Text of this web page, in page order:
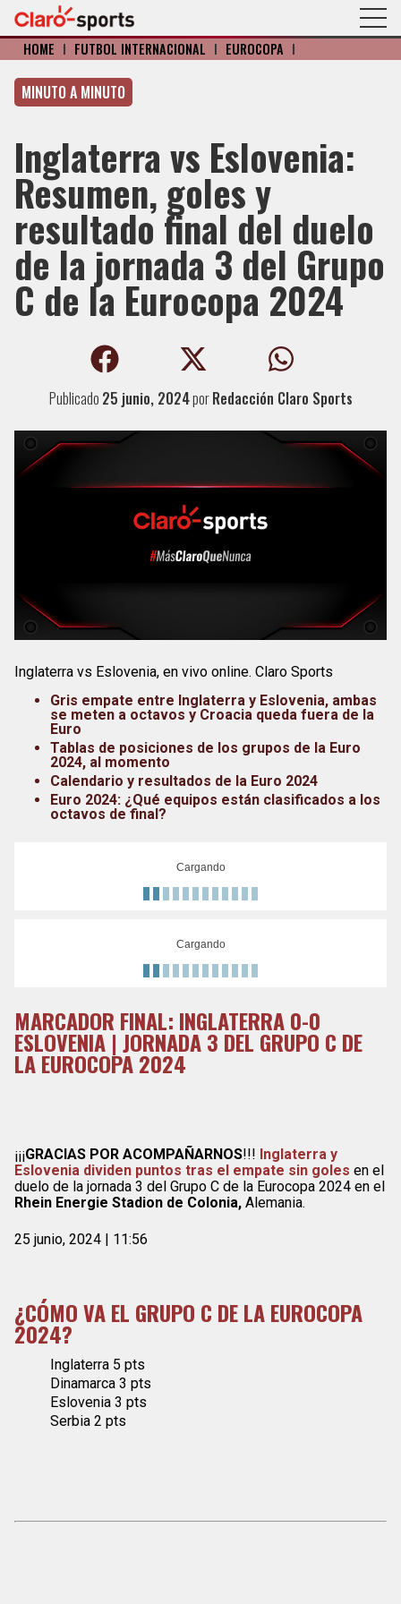
HOME I FÚTBOL INTERNACIONAL I EUROCOPA I
MINUTO A MINUTO
Inglaterra vs Eslovenia:
Resumen, goles y
resultado final del duelo
de la jornada 3 del Grupo
C de la Eurocopa 2024
Publicado 25 junio, 2024porRedacción Claro Sports
Inglaterra vs Eslovenia, en vivo online. Claro Sports
Gris empate entre Inglaterra y Eslovenia, ambas
se meten a octavos y Croacia queda fuera de la
Euro
Tablas de posiciones de los grupos de la Euro
2024, al momento
Calendario y resultados de la Euro 2024
Euro 2024: ¿Qué equipos están clasificados a los
octavos de final?
Cargando
Cargando
MARCADOR FINAL: INGLATERRA 0-0
ESLOVENIA | JORNADA 3 DEL GRUPO C DE
LA EUROCOPA 2024
¡¡¡GRACIAS POR ACOMPAÑARNOS!!! Inglaterra y
Eslovenia dividen puntos tras el empate sin goles en el
duelo de la jornada 3 del Grupo C de la Eurocopa 2024 en el
Rhein Energie Stadion de Colonia, Alemania.
25 junio, 2024 | 11:56
¿CÓMO VA EL GRUPO C DE LA EUROCOPA
2024?
Inglaterra 5 pts
Dinamarca 3 pts
Eslovenia 3 pts
Serbia 2 pts